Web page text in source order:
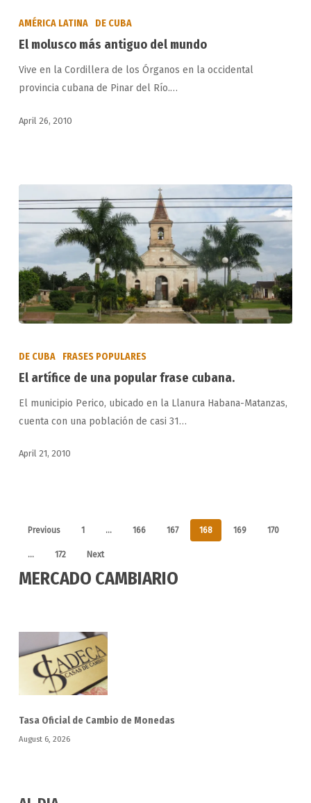
molusco
antiguo
del
mundo
AMÉRICA LATINA DE CUBA
El molusco más antiguo del mundo
Vive en la Cordillera de los Órganos en la occidental
provincia cubana de Pinar del Río.…
April 26, 2010
una
popular
frase
DE CUBA FRASES POPULARES
El artífice de una popular frase cubana.
El municipio Perico, ubicado en la Llanura Habana-Matanzas,
cuenta con una población de casi 31…
April 21, 2010
Previous 1 … 166 167 168 169 170
… 172 Next
MERCADO CAMBIARIO
Tasa Oficial de Cambio de Monedas
August 6, 2026